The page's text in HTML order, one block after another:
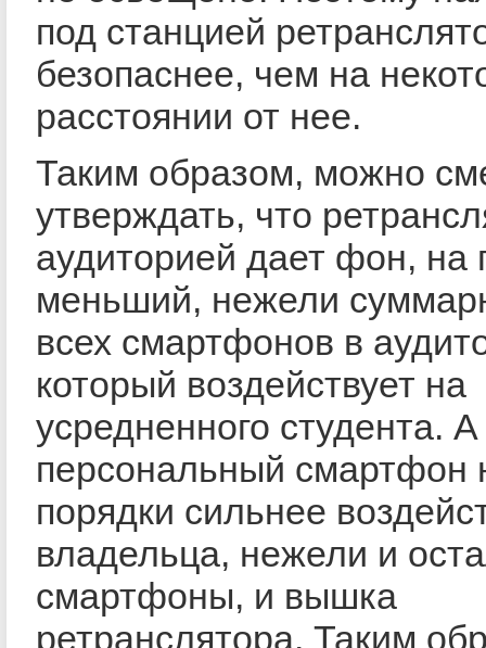
под станцией
безопаснее, чем на
расстоянии от нее.
Таким образом, можно
утверждать, что
аудиторией дает фон, на
меньший, нежели
всех смартфонов в
который воздействует на
усредненного студента.
персональный смартфон
порядки сильнее
владельца, нежели и
смартфоны, и вышка
ретранслятора. Таким